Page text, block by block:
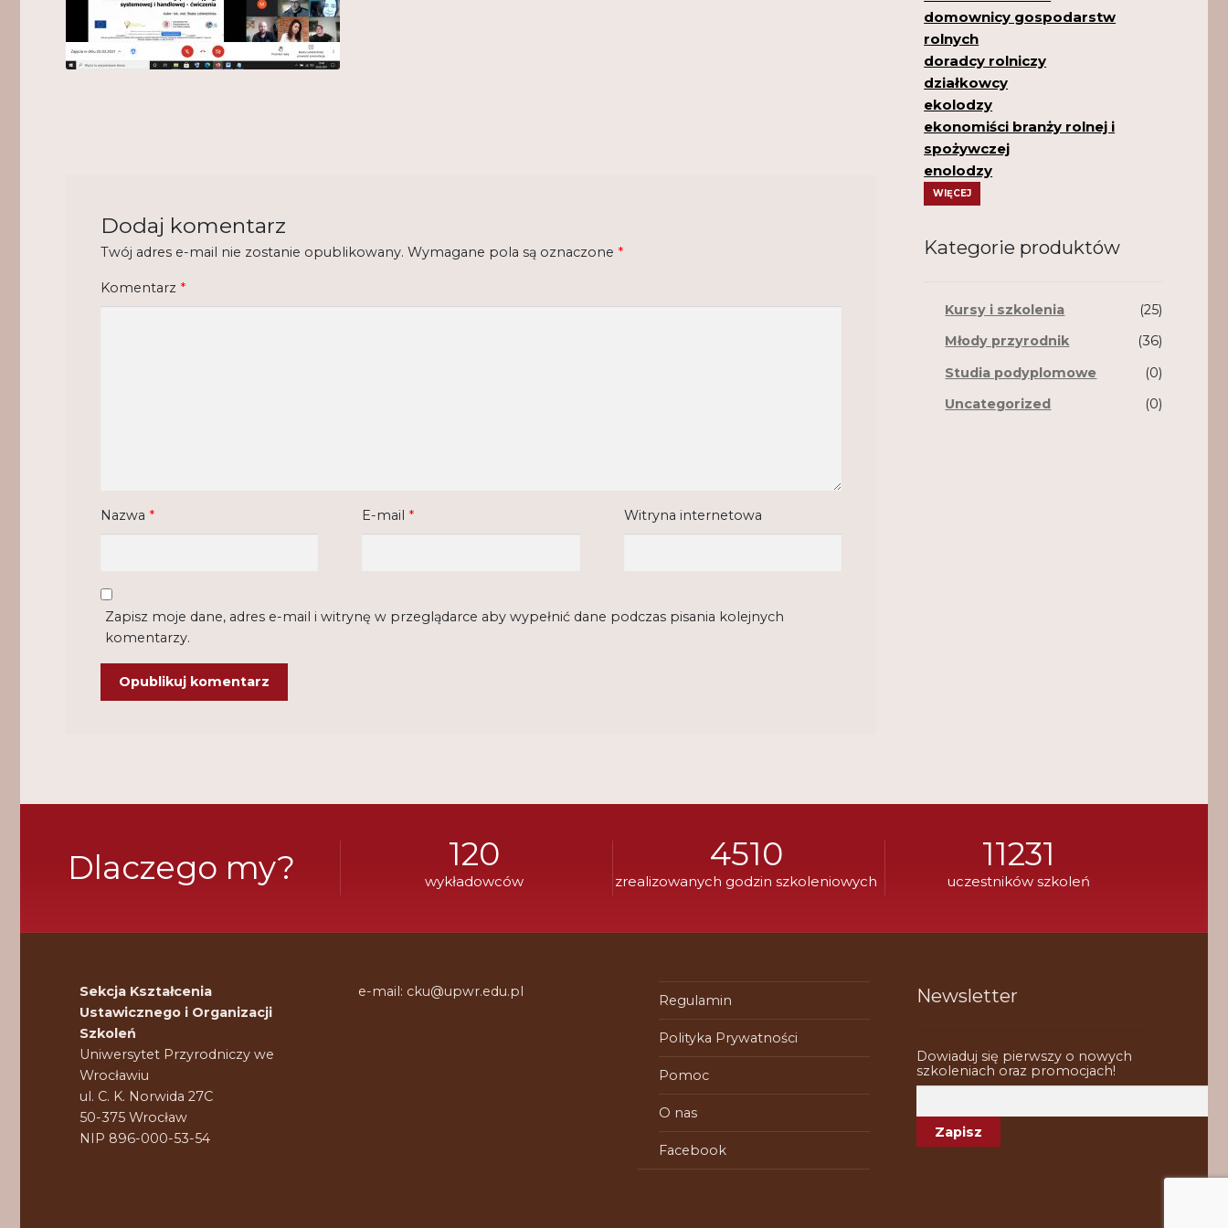
Dodaj komentarz
Twój adres e-mail nie zostanie opublikowany. Wymagane pola są oznaczone *
Komentarz *
Nazwa * E-mail * Witryna internetowa
Zapisz moje dane, adres e-mail i witrynę w przeglądarce aby wypełnić dane podczas pisania kolejnych
komentarzy.
domownicy gospodarstw
rolnych
doradcy rolniczy
działkowcy
ekolodzy
ekonomiści branży rolnej i
spożywczej
enolodzy
WIĘCEJ
Kategorie produktów
Kursy i szkolenia
(25)
Młody przyrodnik
(36)
Studia podyplomowe
(0)
Uncategorized
(0)
Dlaczego my? 120
wykładowców
4510
zrealizowanych godzin szkoleniowych
11231
uczestników szkoleń
Sekcja Kształcenia
Ustawicznego i Organizacji
Szkoleń
Uniwersytet Przyrodniczy we
Wrocławiu
ul. C. K. Norwida 27C
50-375 Wrocław
NIP 896-000-53-54
e-mail: cku@upwr.edu.pl
Regulamin
Polityka Prywatności
Pomoc
O nas
Facebook
Newsletter
Dowiaduj się pierwszy o nowych
szkoleniach oraz promocjach!